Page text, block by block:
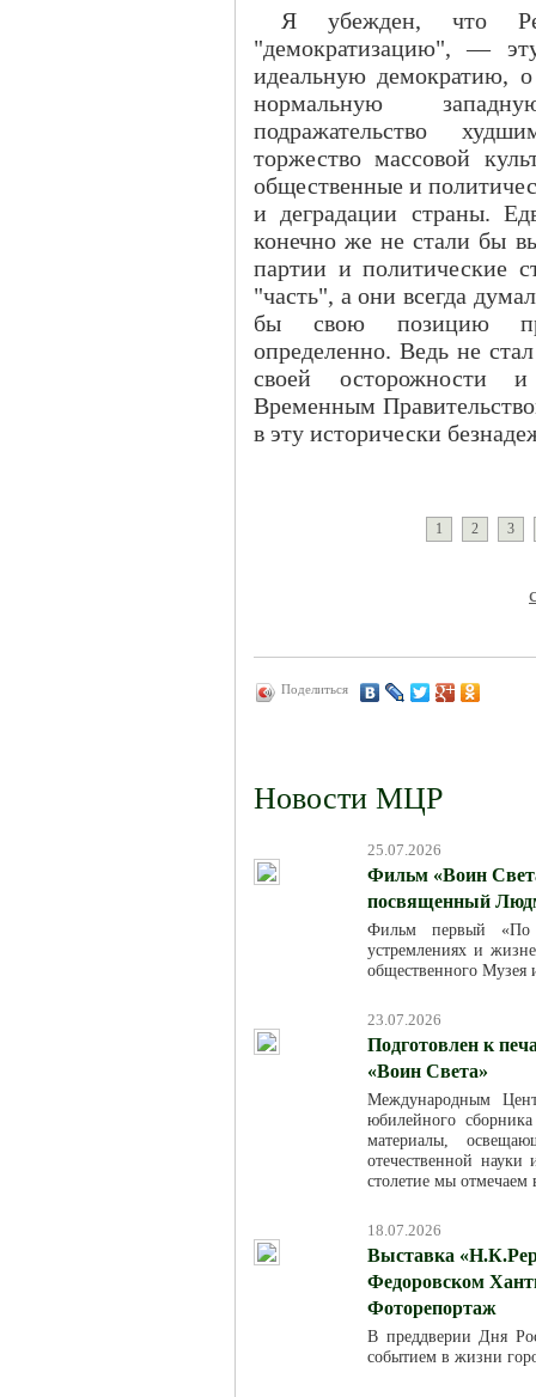
Я убежден, что
"демократизацию", —
идеальную демократию,
нормальную
подражательство
торжество массовой
общественные и
и деградации страны.
конечно же не стали бы
партии и политические
"часть", а они всегда
бы свою позицию
определенно. Ведь не
своей осторожности и
Временным
в эту исторически
1 2 3
Поделиться
Новости МЦР
25.07.2026
Фильм «Воин
посвященный
Фильм первый «По
устремлениях и
общественного
23.07.2026
Подготовлен к
«Воин Света»
Международным
юбилейного
материалы,
отечественной
столетие мы отмечаем
18.07.2026
Выставка
Федоровском
Фоторепортаж
В преддверии Дня
событием в жизни